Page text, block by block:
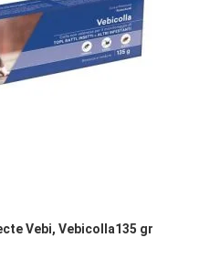
Vebi, Vebicolla135 gr